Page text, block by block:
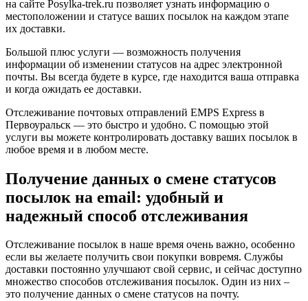
на сайте Posylka-trek.ru позволяет узнать информацию о
местоположении и статусе ваших посылок на каждом этапе
их доставки.
Большой плюс услуги — возможность получения
информации об изменении статусов на адрес электронной
почты. Вы всегда будете в курсе, где находится ваша отправка
и когда ожидать ее доставки.
Отслеживание почтовых отправлений EMPS Express в
Первоуральск — это быстро и удобно. С помощью этой
услуги вы можете контролировать доставку ваших посылок в
любое время и в любом месте.
Получение данных о смене статусов
посылок на email: удобный и
надежный способ отслеживания
Отслеживание посылок в наше время очень важно, особенно
если вы желаете получить свои покупки вовремя. Службы
доставки постоянно улучшают свой сервис, и сейчас доступно
множество способов отслеживания посылок. Один из них –
это получение данных о смене статусов на почту.